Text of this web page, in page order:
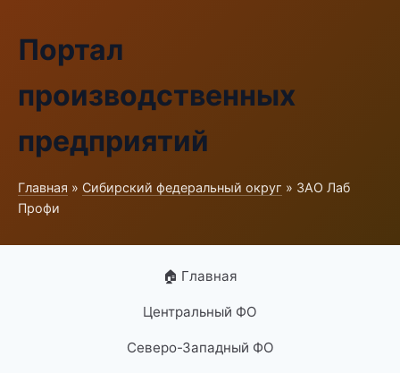
Портал
производственных
предприятий
Главная » Сибирский федеральный округ » ЗАО Лаб
Профи
🏠 Главная
Центральный ФО
Северо-Западный ФО